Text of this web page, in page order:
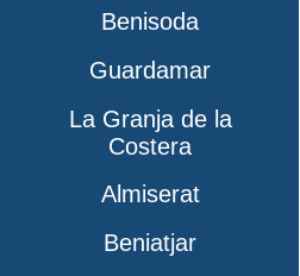
Benisoda
Guardamar
La Granja de la
Costera
Almiserat
Beniatjar